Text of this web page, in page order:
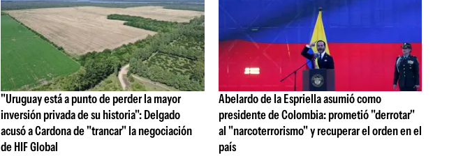
"Uruguay está a punto de perder la mayor
inversión privada de su historia": Delgado
acusó a Cardona de "trancar" la negociación
de HIF Global
Abelardo de la Espriella asumió como
presidente de Colombia: prometió "derrotar"
al "narcoterrorismo" y recuperar el orden en el
país